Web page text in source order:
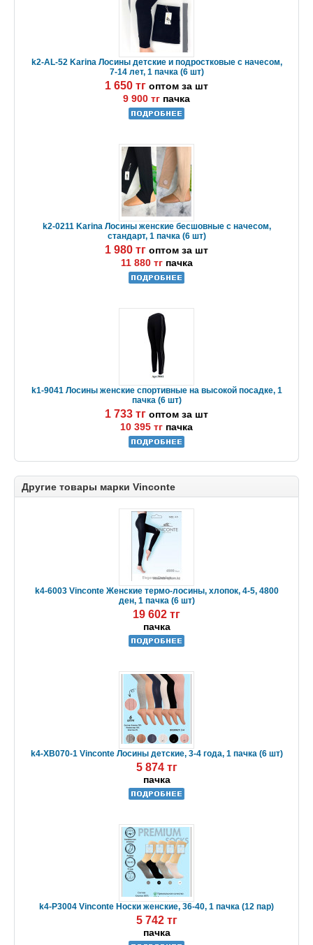
k2-AL-52 Karina Лосины детские и подростковые с начесом,
7-14 лет, 1 пачка (6 шт)
1 650 тг оптом за шт
9 900 тг пачка
k2-0211 Karina Лосины женские бесшовные с начесом,
стандарт, 1 пачка (6 шт)
1 980 тг оптом за шт
11 880 тг пачка
k1-9041 Лосины женские спортивные на высокой посадке, 1
пачка (6 шт)
1 733 тг оптом за шт
10 395 тг пачка
Другие товары марки Vinconte
k4-6003 Vinconte Женские термо-лосины, хлопок, 4-5, 4800
ден, 1 пачка (6 шт)
19 602 тг
пачка
k4-XB070-1 Vinconte Лосины детские, 3-4 года, 1 пачка (6 шт)
5 874 тг
пачка
k4-P3004 Vinconte Носки женские, 36-40, 1 пачка (12 пар)
5 742 тг
пачка